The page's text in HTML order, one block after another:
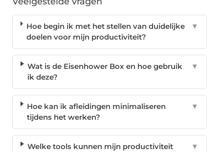
Hoe begin ik met het stellen van duidelijke
doelen voor mijn productiviteit?
▼
Wat is de Eisenhower Box en hoe gebruik
ik deze?
▼
Hoe kan ik afleidingen minimaliseren
tijdens het werken?
▼
Welke tools kunnen mijn productiviteit
▼